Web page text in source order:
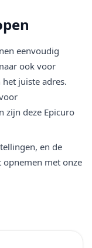
eenvoudig
ook voor
juiste adres.
zijn deze Epicuro
en de
met onze